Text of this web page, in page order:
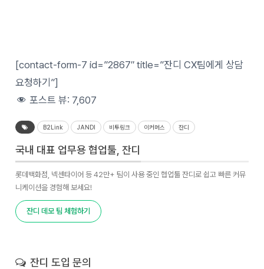
[contact-form-7 id=”2867″ title=”잔디 CX팀에게 상담
요청하기”]
포스트 뷰: 7,607
B2Link JANDI 비투링크 이커머스 잔디
국내 대표 업무용 협업툴, 잔디
롯데백화점, 넥센타이어 등 42만+ 팀이 사용 중인 협업툴 잔디로 쉽고 빠른 커뮤
니케이션을 경험해 보세요!
잔디 데모 팀 체험하기
잔디 도입 문의